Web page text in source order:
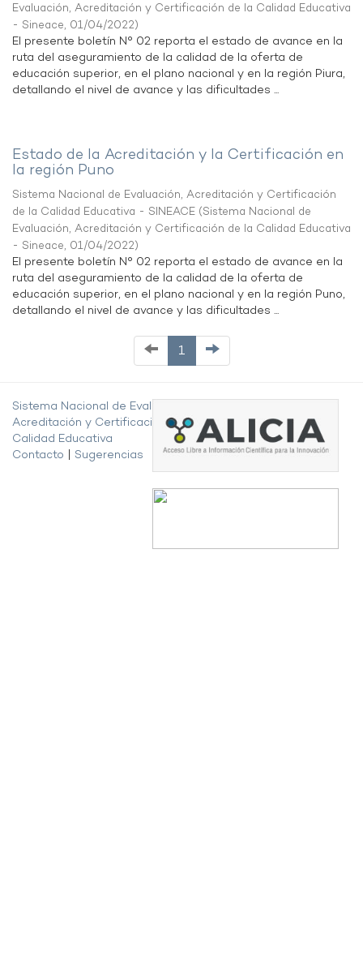
Evaluación, Acreditación y Certificación de la Calidad Educativa
- Sineace, 01/04/2022)
El presente boletín N° 02 reporta el estado de avance en la
ruta del aseguramiento de la calidad de la oferta de
educación superior, en el plano nacional y en la región Piura,
detallando el nivel de avance y las dificultades ...
Estado de la Acreditación y la Certificación en
la región Puno
Sistema Nacional de Evaluación, Acreditación y Certificación
de la Calidad Educativa - SINEACE (Sistema Nacional de
Evaluación, Acreditación y Certificación de la Calidad Educativa
- Sineace, 01/04/2022)
El presente boletín N° 02 reporta el estado de avance en la
ruta del aseguramiento de la calidad de la oferta de
educación superior, en el plano nacional y en la región Puno,
detallando el nivel de avance y las dificultades ...
1
Sistema Nacional de Evaluación,
Acreditación y Certificación de la
Calidad Educativa
Contacto
Sugerencias